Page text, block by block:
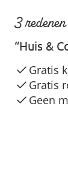
3
“Huis &
Gratis
Gratis
Geen